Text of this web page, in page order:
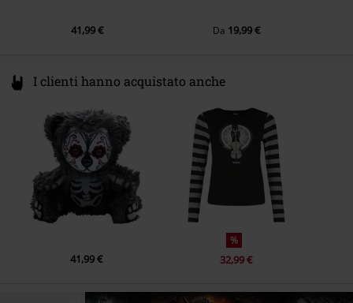
41,99 € Da 19,99 €
I clienti hanno acquistato anche
41,99 €
%
32,99 €